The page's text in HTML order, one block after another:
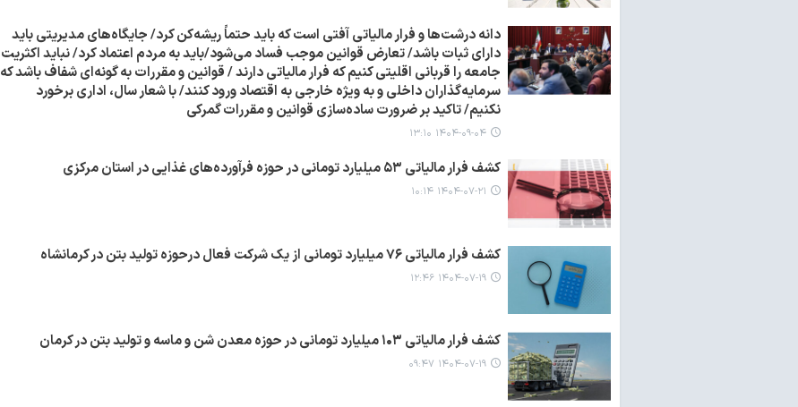
دانه درشت‌ها و فرار مالیاتی آفتی است که باید حتماً ریشه‌کن کرد/ جایگاه‌های مدیریتی باید
دارای ثبات باشد/ تعارض قوانین موجب فساد می‌شود/باید به مردم اعتماد کرد/ نباید اکثریت
جامعه را قربانی اقلیتی کنیم که فرار مالیاتی دارند / قوانین و مقررات به گونه‌ای شفاف باشد که
سرمایه‌گذاران داخلی و به ویژه خارجی به اقتصاد ورود کنند/ با شعار سال، اداری برخورد
نکنیم/ تاکید بر ضرورت ساده‌سازی قوانین و مقررات گمرکی
۱۴۰۴-۰۹-۰۴ ۱۳:۱۰
کشف فرار مالیاتی ۵۳ میلیارد تومانی در حوزه فرآورده‌های غذایی در استان مرکزی
۱۴۰۴-۰۷-۲۱ ۱۰:۱۴
کشف فرار مالیاتی ۷۶ میلیارد تومانی از یک شرکت فعال درحوزه تولید بتن در کرمانشاه
۱۴۰۴-۰۷-۱۹ ۱۲:۴۶
کشف فرار مالیاتی ۱۰۳ میلیارد تومانی در حوزه معدن شن و ماسه و تولید بتن در کرمان
۱۴۰۴-۰۷-۱۹ ۰۹:۴۷